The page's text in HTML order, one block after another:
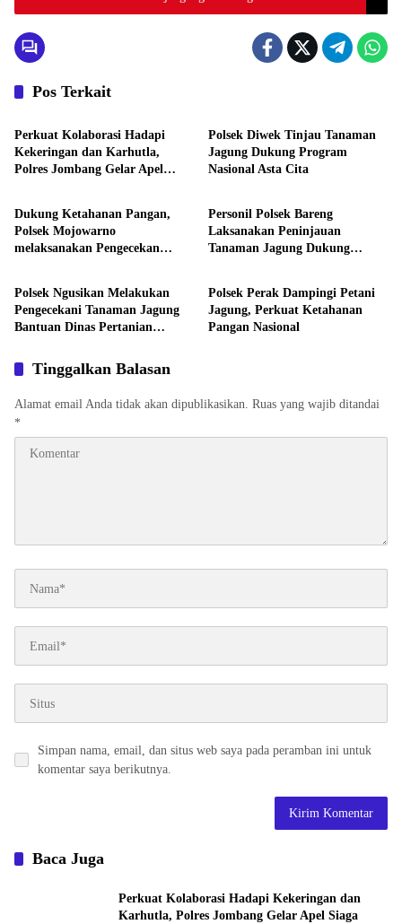
Pos Terkait
Aktivitas
Perkuat Kolaborasi Hadapi
Kekeringan dan Karhutla,
Polres Jombang Gelar Apel
Polsek Diwek Tinjau Tanaman
Jagung Dukung Program
Nasional Asta Cita
Aktivitas
Dukung Ketahanan Pangan,
Polsek Mojowarno
melaksanakan Pengecekan
Aktivitas
Personil Polsek Bareng
Laksanakan Peninjauan
Tanaman Jagung Dukung
Aktivitas
Polsek Ngusikan Melakukan
Pengecekani Tanaman Jagung
Bantuan Dinas Pertanian
Aktivitas
Polsek Perak Dampingi Petani
Jagung, Perkuat Ketahanan
Pangan Nasional
Tinggalkan Balasan
Alamat email Anda tidak akan dipublikasikan. Ruas yang wajib ditandai
*
Simpan nama, email, dan situs web saya pada peramban ini untuk
komentar saya berikutnya.
Baca Juga
Perkuat Kolaborasi Hadapi Kekeringan dan
Karhutla, Polres Jombang Gelar Apel Siaga